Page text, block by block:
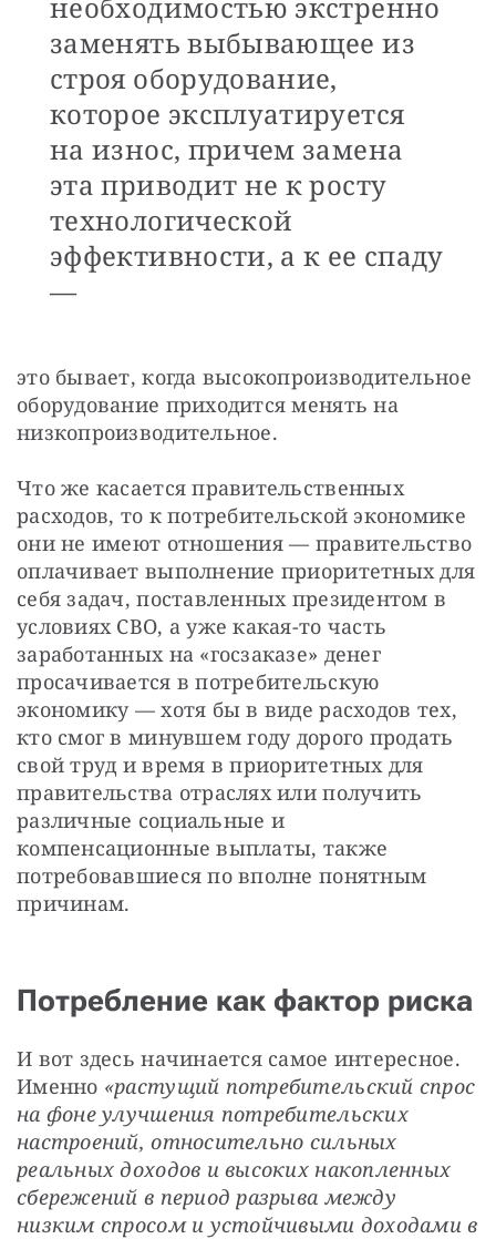
необходимостью экстренно
заменять выбывающее из
строя оборудование,
которое эксплуатируется
на износ, причем замена
эта приводит не к росту
технологической
эффективности, а к ее спаду
—
это бывает, когда высокопроизводительное
оборудование приходится менять на
низкопроизводительное.
Что же касается правительственных
расходов, то к потребительской экономике
они не имеют отношения — правительство
оплачивает выполнение приоритетных для
себя задач, поставленных президентом в
условиях СВО, а уже какая-то часть
заработанных на «госзаказе» денег
просачивается в потребительскую
экономику — хотя бы в виде расходов тех,
кто смог в минувшем году дорого продать
свой труд и время в приоритетных для
правительства отраслях или получить
различные социальные и
компенсационные выплаты, также
потребовавшиеся по вполне понятным
причинам.
Потребление как фактор риска
И вот здесь начинается самое интересное.
Именно «растущий потребительский спрос
на фоне улучшения потребительских
настроений, относительно сильных
реальных доходов и высоких накопленных
сбережений в период разрыва между
низким спросом и устойчивыми доходами в